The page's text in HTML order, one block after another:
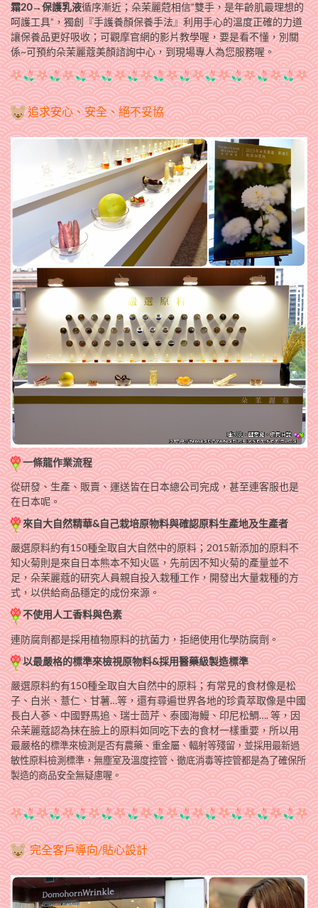
霜20→保護乳液循序漸近；朵茉麗蒄相信”雙手，是年齡肌最理想的
呵護工具”，獨創『手護養顏保養手法』利用手心的溫度正確的力道
讓保養品更好吸收；可觀摩官網的影片教學喔，要是看不懂，別關
係~可預約朵茉麗蔻美顏諮詢中心，到現場專人為您服務喔。
追求安心、安全、絕不妥協
一條龍作業流程
從研發、生產、販賣、運送皆在日本總公司完成，甚至連客服也是
在日本呢。
來自大自然精華&自己栽培原物料與確認原料生產地及生產者
嚴選原料約有150種全取自大自然中的原料；2015新添加的原料不
知火菊則是來自日本熊本不知火區，先前因不知火菊的產量並不
足，朵茉麗蔻的研究人員親自投入栽種工作，開發出大量栽種的方
式，以供給商品穩定的成份來源。
不使用人工香料與色素
連防腐劑都是採用植物原料的抗菌力，拒絕使用化學防腐劑。
以最嚴格的標準來檢視原物料&採用醫藥級製造標準
嚴選原料約有150種全取自大自然中的原料；有常見的食材像是松
子、白米、薏仁、甘薯…等，還有尋遍世界各地的珍貴萃取像是中國
長白人蔘、中國野馬追、瑞士茴芹、泰國海鰻、印尼松鯛…. 等，因
朵茉麗蔻認為抹在臉上的原料如同吃下去的食材一樣重要，所以用
最嚴格的標準來檢測是否有農藥、重金屬、輻射等殘留，並採用最新過
敏性原料檢測標準，無塵室及溫度控管、徹底消毒等控管都是為了確保所
製造的商品安全無疑慮喔。
完全客戶導向/貼心設計